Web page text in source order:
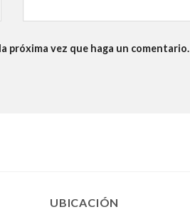
próxima vez que haga un comentario.
UBICACIÓN